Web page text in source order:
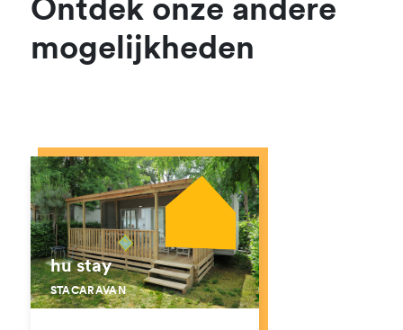
Ontdek onze andere
mogelijkheden
hu stay
STACARAVAN